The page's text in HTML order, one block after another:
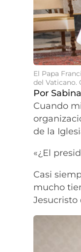
El Papa
del Vaticano.
Por
Cuando
de la
«¿El
Casi
mucho
Jesucristo